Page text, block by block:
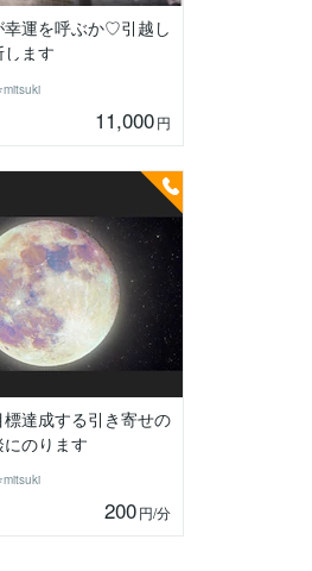
幸運を呼ぶか♡引越し
ます
11,000円
達成する引き寄せの
のります
200円/分